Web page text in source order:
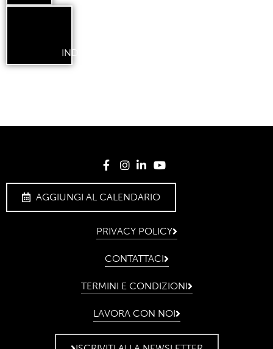
INDIETRO
AGGIUNGI AL CALENDARIO
PRIVACY POLICY
CONTATTACI
TERMINI E CONDIZIONI
LAVORA CON NOI